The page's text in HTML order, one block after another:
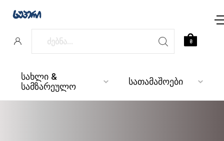
სახლი &
სამზარეულო სათამაშოები
0